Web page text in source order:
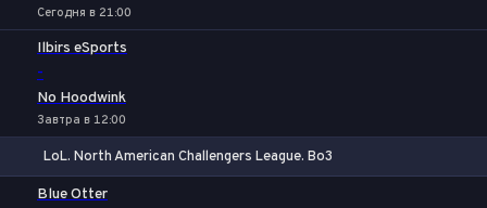
Сегодня в 21:00
Ilbirs eSports
-
No Hoodwink
Завтра в 12:00
LoL. North American Challengers League. Bo3
Blue Otter